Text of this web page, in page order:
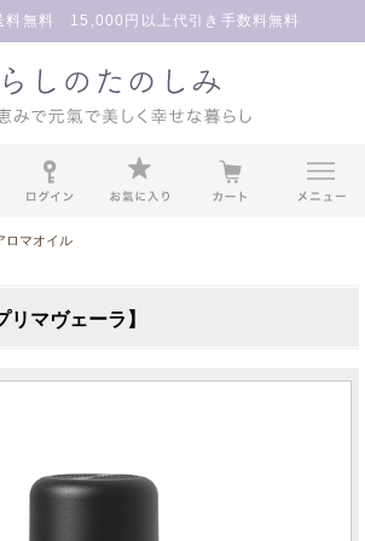
料無料 15,000円以上代引き手数料無料
ロマオイル
マヴェーラ】